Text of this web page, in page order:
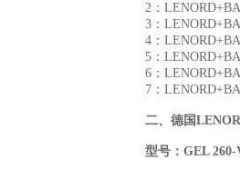
2：
3：
4：
5：
6：
7：
二、 德国
型号： GEL 260-